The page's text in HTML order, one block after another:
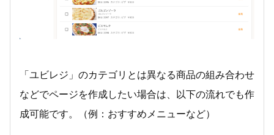
「ユビレジ」のカテゴリとは異なる商品の組み合わせ
などでページを作成したい場合は、以下の流れでも作
成可能です。（例：おすすめメニューなど）